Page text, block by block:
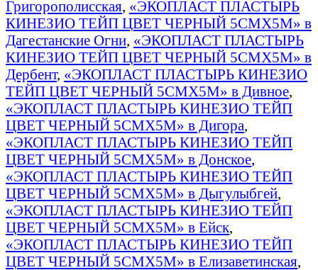
Григорополисская, «ЭКОПЛАСТ ПЛАСТЫРЬ
КИНЕЗИО ТЕЙП ЦВЕТ ЧЕРНЫЙ 5СМХ5М» в
Дагестанские Огни, «ЭКОПЛАСТ ПЛАСТЫРЬ
КИНЕЗИО ТЕЙП ЦВЕТ ЧЕРНЫЙ 5СМХ5М» в
Дербент, «ЭКОПЛАСТ ПЛАСТЫРЬ КИНЕЗИО
ТЕЙП ЦВЕТ ЧЕРНЫЙ 5СМХ5М» в Дивное,
«ЭКОПЛАСТ ПЛАСТЫРЬ КИНЕЗИО ТЕЙП
ЦВЕТ ЧЕРНЫЙ 5СМХ5М» в Дигора,
«ЭКОПЛАСТ ПЛАСТЫРЬ КИНЕЗИО ТЕЙП
ЦВЕТ ЧЕРНЫЙ 5СМХ5М» в Донское,
«ЭКОПЛАСТ ПЛАСТЫРЬ КИНЕЗИО ТЕЙП
ЦВЕТ ЧЕРНЫЙ 5СМХ5М» в Дыгулыбгей,
«ЭКОПЛАСТ ПЛАСТЫРЬ КИНЕЗИО ТЕЙП
ЦВЕТ ЧЕРНЫЙ 5СМХ5М» в Ейск,
«ЭКОПЛАСТ ПЛАСТЫРЬ КИНЕЗИО ТЕЙП
ЦВЕТ ЧЕРНЫЙ 5СМХ5М» в Елизаветинская,